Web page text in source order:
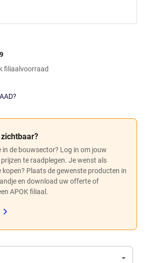
filiaalvoorraad
in de bouwsector? Log in om jouw
te raadplegen. Je wenst als
kopen? Plaats de gewenste producten in
en download uw offerte of
APOK filiaal.